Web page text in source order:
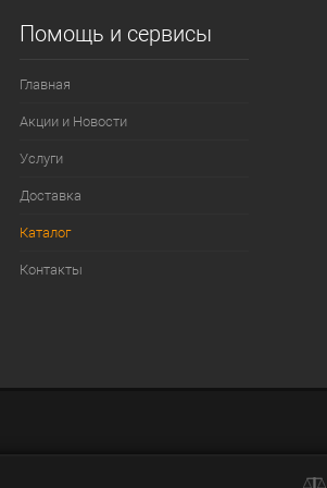
Помощь и сервисы
Главная
Акции и Новости
Услуги
Доставка
Каталог
Контакты